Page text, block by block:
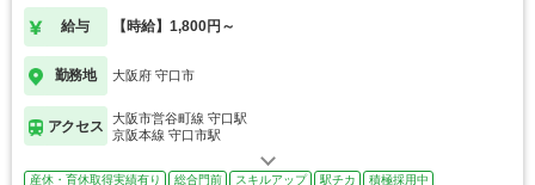
給与 【時給】1,800円～
勤務地 大阪府 守口市
アクセス
大阪市営谷町線 守口駅
京阪本線 守口市駅
産休・育休取得実績有り 総合門前 スキルアップ 駅チカ 積極採用中